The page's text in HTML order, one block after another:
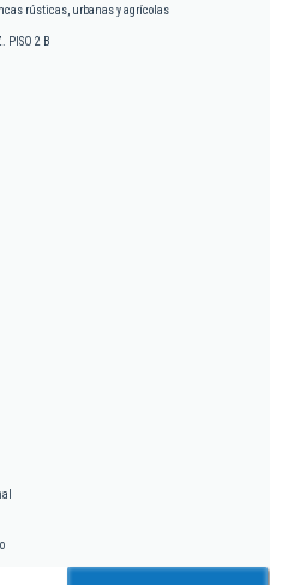
rústicas, urbanas y agrícolas
PISO 2 B